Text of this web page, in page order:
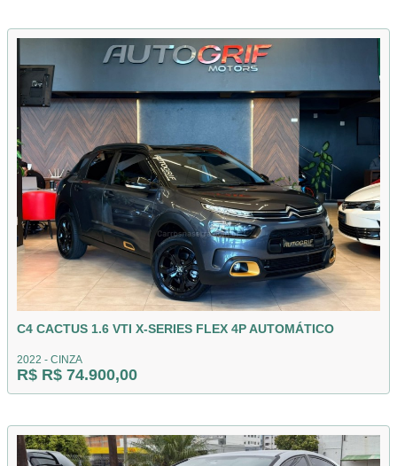
C4 CACTUS 1.6 VTI X-SERIES FLEX 4P AUTOMÁTICO
2022 - CINZA
R$ R$ 74.900,00